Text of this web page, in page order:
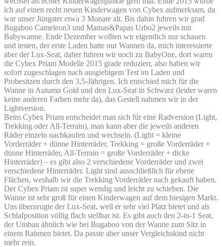
ich auf einen recht neuen Kinderwagen von Cybex aufmerksam, da
war unser Jüngster etwa 3 Monate alt. Bis dahin fuhren wir grad
Bugaboo Cameleon3 und Mamas&Papas Urbo2 jeweils mit
Babywanne. Ende Dezember wollten wir eigentlich nur schauen
und testen, der erste Laden hatte nur Wannen da, mich interessierte
aber der Lux-Seat, daher fuhren wir noch zu BabyOne, dort waren
die Cybex Priam Modelle 2015 grade reduziert, also haben wir
sofort zugeschlagen nach ausgiebigem Test im Laden und
Probesitzen durch den 3,5-Jährigen. Ich entschied mich für die
Wanne in Autumn Gold und den Lux-Seat in Schwarz (leider waren
keine anderen Farben mehr da), das Gestell nahmen wir in der
Lightversion.
Beim Cybex Priam entscheidet man sich für eine Radversion (Light,
Trekking oder All-Terrain), man kann aber die jeweils anderen
Räder einzeln nachkaufen und wechseln. (Light = kleine
Vorderräder + dünne Hinterräder, Trekking = große Vorderräder +
dünne Hinterräder, All-Terrain = große Vorderräder + dicke
Hinterräder) – es gibt also 2 verschiedene Vorderräder und zwei
verschiedene Hinterräder. Light sind ausschließlich für ebene
Flächen, weshalb wir die Trekking Vorderräder nach gekauft haben.
Der Cybex Priam ist super wendig und leicht zu schieben. Die
Wanne ist sehr groß für einen Kinderwagen auf dem hiesigen Markt.
Uns überzeugte der Lux-Seat, weil er sehr viel Platz bietet und als
Schlafposition völlig flach stellbar ist. Es gibt auch den 2-in-1 Seat,
der Umbau ähnlich wie bei Bugaboo von der Wanne zum Sitz in
einem Rahmen bietet. Da passte aber unser Vergleichskind nicht
mehr rein.